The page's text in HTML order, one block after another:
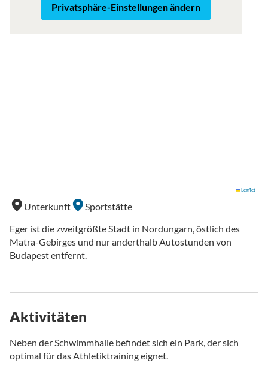
Leaflet
Privatsphäre-Einstellungen ändern
Unterkunft
Sportstätte
Eger ist die zweitgrößte Stadt in Nordungarn, östlich des
Matra-Gebirges und nur anderthalb Autostunden von
Budapest entfernt.
Aktivitäten
Neben der Schwimmhalle befindet sich ein Park, der sich
optimal für das Athletiktraining eignet.